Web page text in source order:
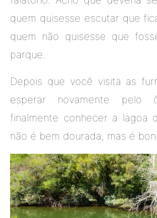
quem quisesse escutar que
quem não quisesse que
parque.
Depois que você visita as
esperar novamente pelo
finalmente conhecer a lagoa
não é bem dourada, mas é